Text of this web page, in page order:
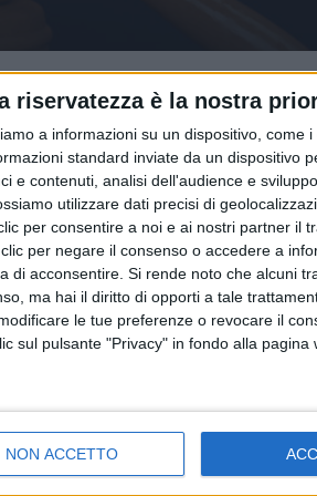
riservatezza è la nostra
a informazioni su un dispositivo, come
standard inviate da un dispositivo
e contenuti, analisi dell'audience e
utilizzare dati precisi di
per consentire a noi e ai nostri partner il
per negare il consenso o accedere a
di acconsentire. Si rende noto che alcuni
ma hai il diritto di opporti a tale
le tue preferenze o revocare il
sul pulsante "Privacy" in fondo alla pagina
NON ACCETTO
Rischi cyber security,
gigantismo, instabilità
criticità della logistica:
NOTIZIE E INTERVISTE IN
31 MAGGIO 2022